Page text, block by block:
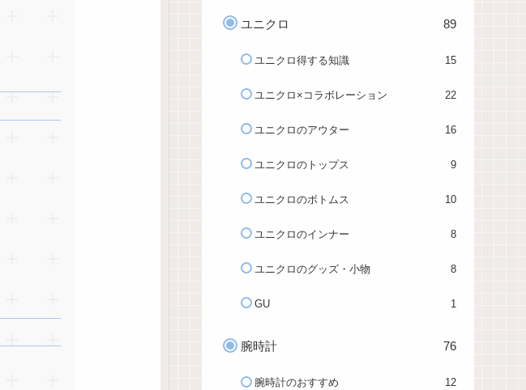
ユニクロ 89
ユニクロ得する知識 15
ユニクロ×コラボレーション 22
ユニクロのアウター 16
ユニクロのトップス 9
ユニクロのボトムス 10
ユニクロのインナー 8
ユニクロのグッズ・小物 8
GU 1
腕時計 76
腕時計のおすすめ 12